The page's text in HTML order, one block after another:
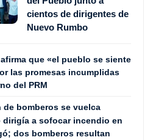
cientos de dirigentes de
Nuevo Rumbo
que «el pueblo se siente
las promesas incumplidas
del PRM
de bomberos se vuelca
dirigía a sofocar incendio en
dos bomberos resultan